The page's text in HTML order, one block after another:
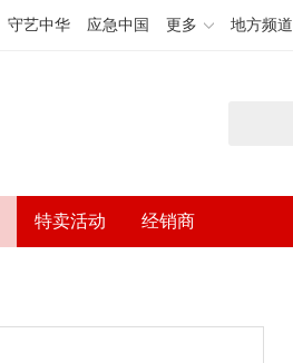
守艺中华 应急中国 更多 地方频道
特卖活动 经销商